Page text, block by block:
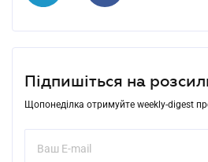
Підпишіться на
Щопонеділка отримуйте weekly-digest